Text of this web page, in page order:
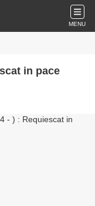
MENU
in pace